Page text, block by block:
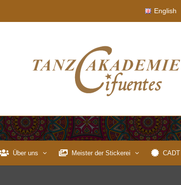
English
Über uns Meister der Stickerei CADT